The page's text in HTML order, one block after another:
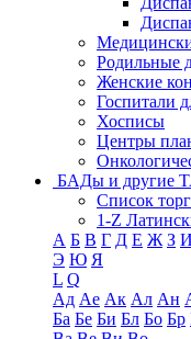
Родильные
Женские
Госпитали
Хосписы
Центры
БАДы и другие
Список
1-Z
А Б В Г Д Е Ж З И
Э Ю Я
L Q
Ад Ае Ак Ал Ан
Ба Бе Би Бл Бо Бр